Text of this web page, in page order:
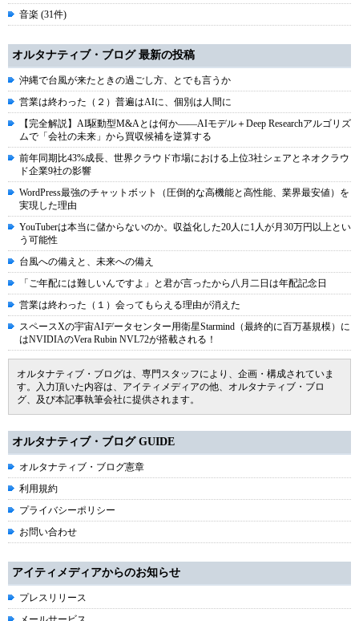
音楽 (31件)
オルタナティブ・ブログ 最新の投稿
沖縄で台風が来たときの過ごし方、とでも言うか
営業は終わった（２）普遍はAIに、個別は人間に
【完全解説】AI駆動型M&Aとは何か――AIモデル＋Deep Researchアルゴリズ
ムで「会社の未来」から買収候補を逆算する
前年同期比43%成長、世界クラウド市場における上位3社シェアとネオクラウ
ド企業9社の影響
WordPress最強のチャットボット（圧倒的な高機能と高性能、業界最安値）を
実現した理由
YouTuberは本当に儲からないのか。収益化した20人に1人が月30万円以上とい
う可能性
台風への備えと、未来への備え
「ご年配には難しいんですよ」と君が言ったから八月二日は年配記念日
営業は終わった（１）会ってもらえる理由が消えた
スペースXの宇宙AIデータセンター用衛星Starmind（最終的に百万基規模）に
はNVIDIAのVera Rubin NVL72が搭載される！
オルタナティブ・ブログは、専門スタッフにより、企画・構成されていま
す。入力頂いた内容は、アイティメディアの他、オルタナティブ・ブロ
グ、及び本記事執筆会社に提供されます。
オルタナティブ・ブログ GUIDE
オルタナティブ・ブログ憲章
利用規約
プライバシーポリシー
お問い合わせ
アイティメディアからのお知らせ
プレスリリース